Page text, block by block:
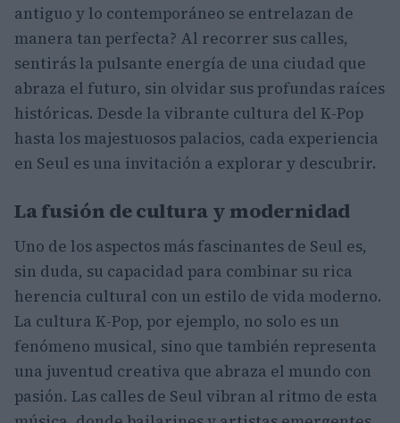
antiguo y lo contemporáneo se entrelazan de
manera tan perfecta? Al recorrer sus calles,
sentirás la pulsante energía de una ciudad que
abraza el futuro, sin olvidar sus profundas raíces
históricas. Desde la vibrante cultura del K-Pop
hasta los majestuosos palacios, cada experiencia
en Seul es una invitación a explorar y descubrir.
La fusión de cultura y modernidad
Uno de los aspectos más fascinantes de Seul es,
sin duda, su capacidad para combinar su rica
herencia cultural con un estilo de vida moderno.
La cultura K-Pop, por ejemplo, no solo es un
fenómeno musical, sino que también representa
una juventud creativa que abraza el mundo con
pasión. Las calles de Seul vibran al ritmo de esta